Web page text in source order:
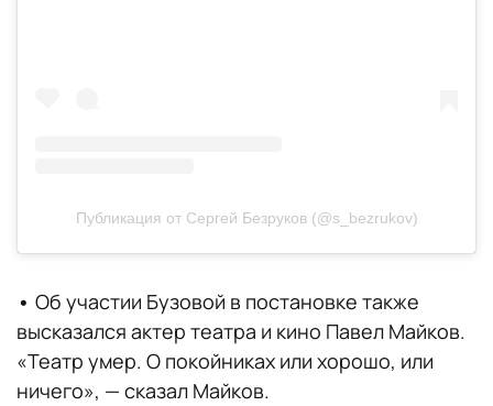
Публикация от Сергей Безруков (@s_bezrukov)
• Об участии Бузовой в постановке также
высказался актер театра и кино Павел Майков.
«Театр умер. О покойниках или хорошо, или
ничего», — сказал Майков.